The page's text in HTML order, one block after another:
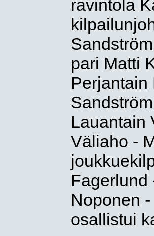
ravintola
pari Matti
Perjantain
Lauantain
Väliaho -
Fagerlund
Noponen
osallistui